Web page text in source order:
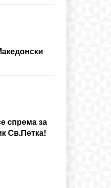
спрема за
Св.Петка!